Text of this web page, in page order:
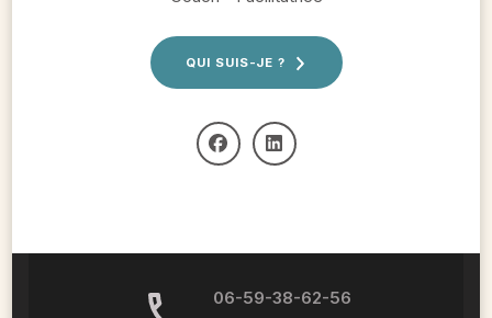
QUI SUIS-JE ?
06-59-38-62-56